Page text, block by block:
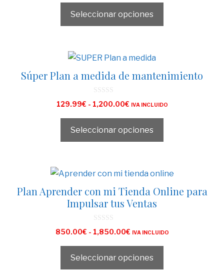
5
Seleccionar opciones
Súper Plan a medida de mantenimiento
0
d
5
129.99€ - 1,200.00€ IVA INCLUIDO
Seleccionar opciones
Plan Aprender con mi Tienda Online para
Impulsar tus Ventas
0
d
5
850.00€ - 1,850.00€ IVA INCLUIDO
Seleccionar opciones